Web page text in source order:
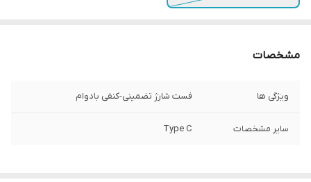
مشخصات
ویژگی ها فست شارژ تضمینی-کنفی بادوام
سایر مشخصات Type C